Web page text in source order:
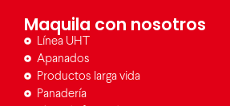
Maquila con nosotros
Línea UHT
Apanados
Productos larga vida
Panadería